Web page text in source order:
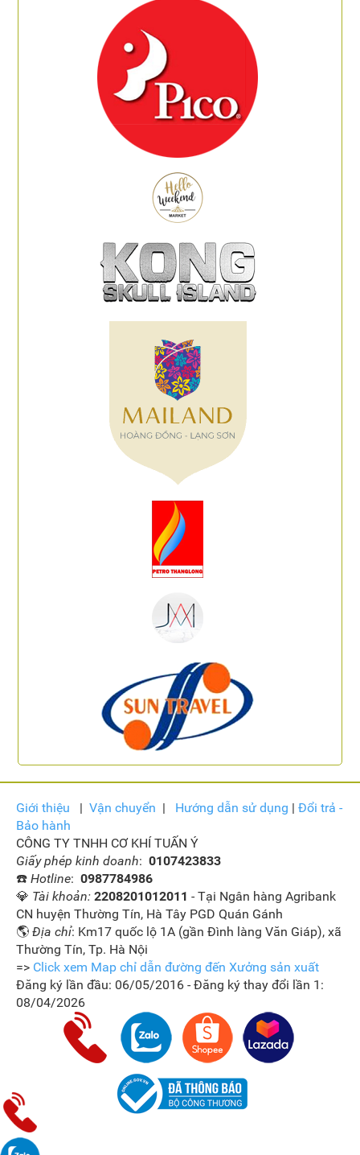
Giới thiệu | Vận chuyển | Hướng dẫn sử dụng | Đổi trả -
Bảo hành
CÔNG TY TNHH CƠ KHÍ TUẤN Ý
Giấy phép kinh doanh: 0107423833
☎️ Hotline: 0987784986
💎 Tài khoản: 2208201012011 - Tại Ngân hàng Agribank
CN huyện Thường Tín, Hà Tây PGD Quán Gánh
🌎 Địa chỉ: Km17 quốc lộ 1A (gần Đình làng Văn Giáp), xã
Thường Tín, Tp. Hà Nội
=> Click xem Map chỉ dẫn đường đến Xưởng sản xuất
Đăng ký lần đầu: 06/05/2016 - Đăng ký thay đổi lần 1:
08/04/2026